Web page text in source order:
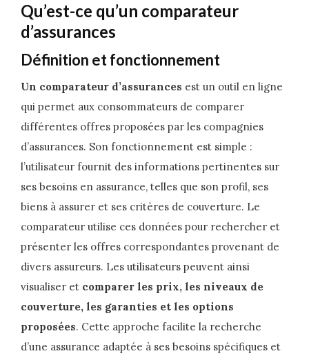
Qu’est-ce qu’un comparateur
d’assurances
Définition et fonctionnement
Un comparateur d’assurances est un outil en ligne
qui permet aux consommateurs de comparer
différentes offres proposées par les compagnies
d’assurances. Son fonctionnement est simple :
l’utilisateur fournit des informations pertinentes sur
ses besoins en assurance, telles que son profil, ses
biens à assurer et ses critères de couverture. Le
comparateur utilise ces données pour rechercher et
présenter les offres correspondantes provenant de
divers assureurs. Les utilisateurs peuvent ainsi
visualiser et comparer les prix, les niveaux de
couverture, les garanties et les options
proposées. Cette approche facilite la recherche
d’une assurance adaptée à ses besoins spécifiques et